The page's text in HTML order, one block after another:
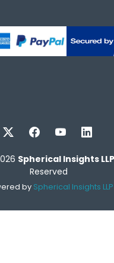
Spherical Insights LLP
Reserved
by Spherical Insights LLP